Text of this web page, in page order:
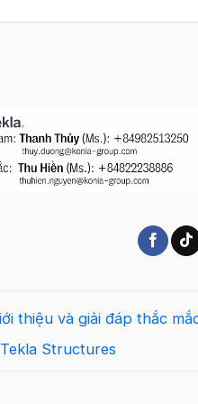
thiệu và giải đáp thắc
Structures